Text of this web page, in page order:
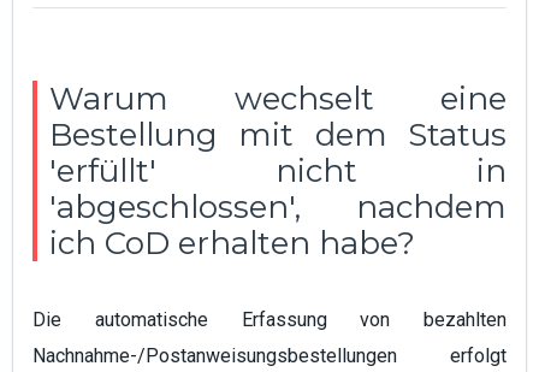
Warum wechselt eine
Bestellung mit dem Status
'erfüllt' nicht in
'abgeschlossen', nachdem
ich CoD erhalten habe?
Die automatische Erfassung von bezahlten
Nachnahme-/Postanweisungsbestellungen erfolgt